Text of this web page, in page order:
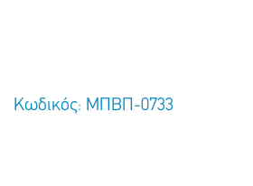
Κωδικός: ΜΠΒΠ-0733